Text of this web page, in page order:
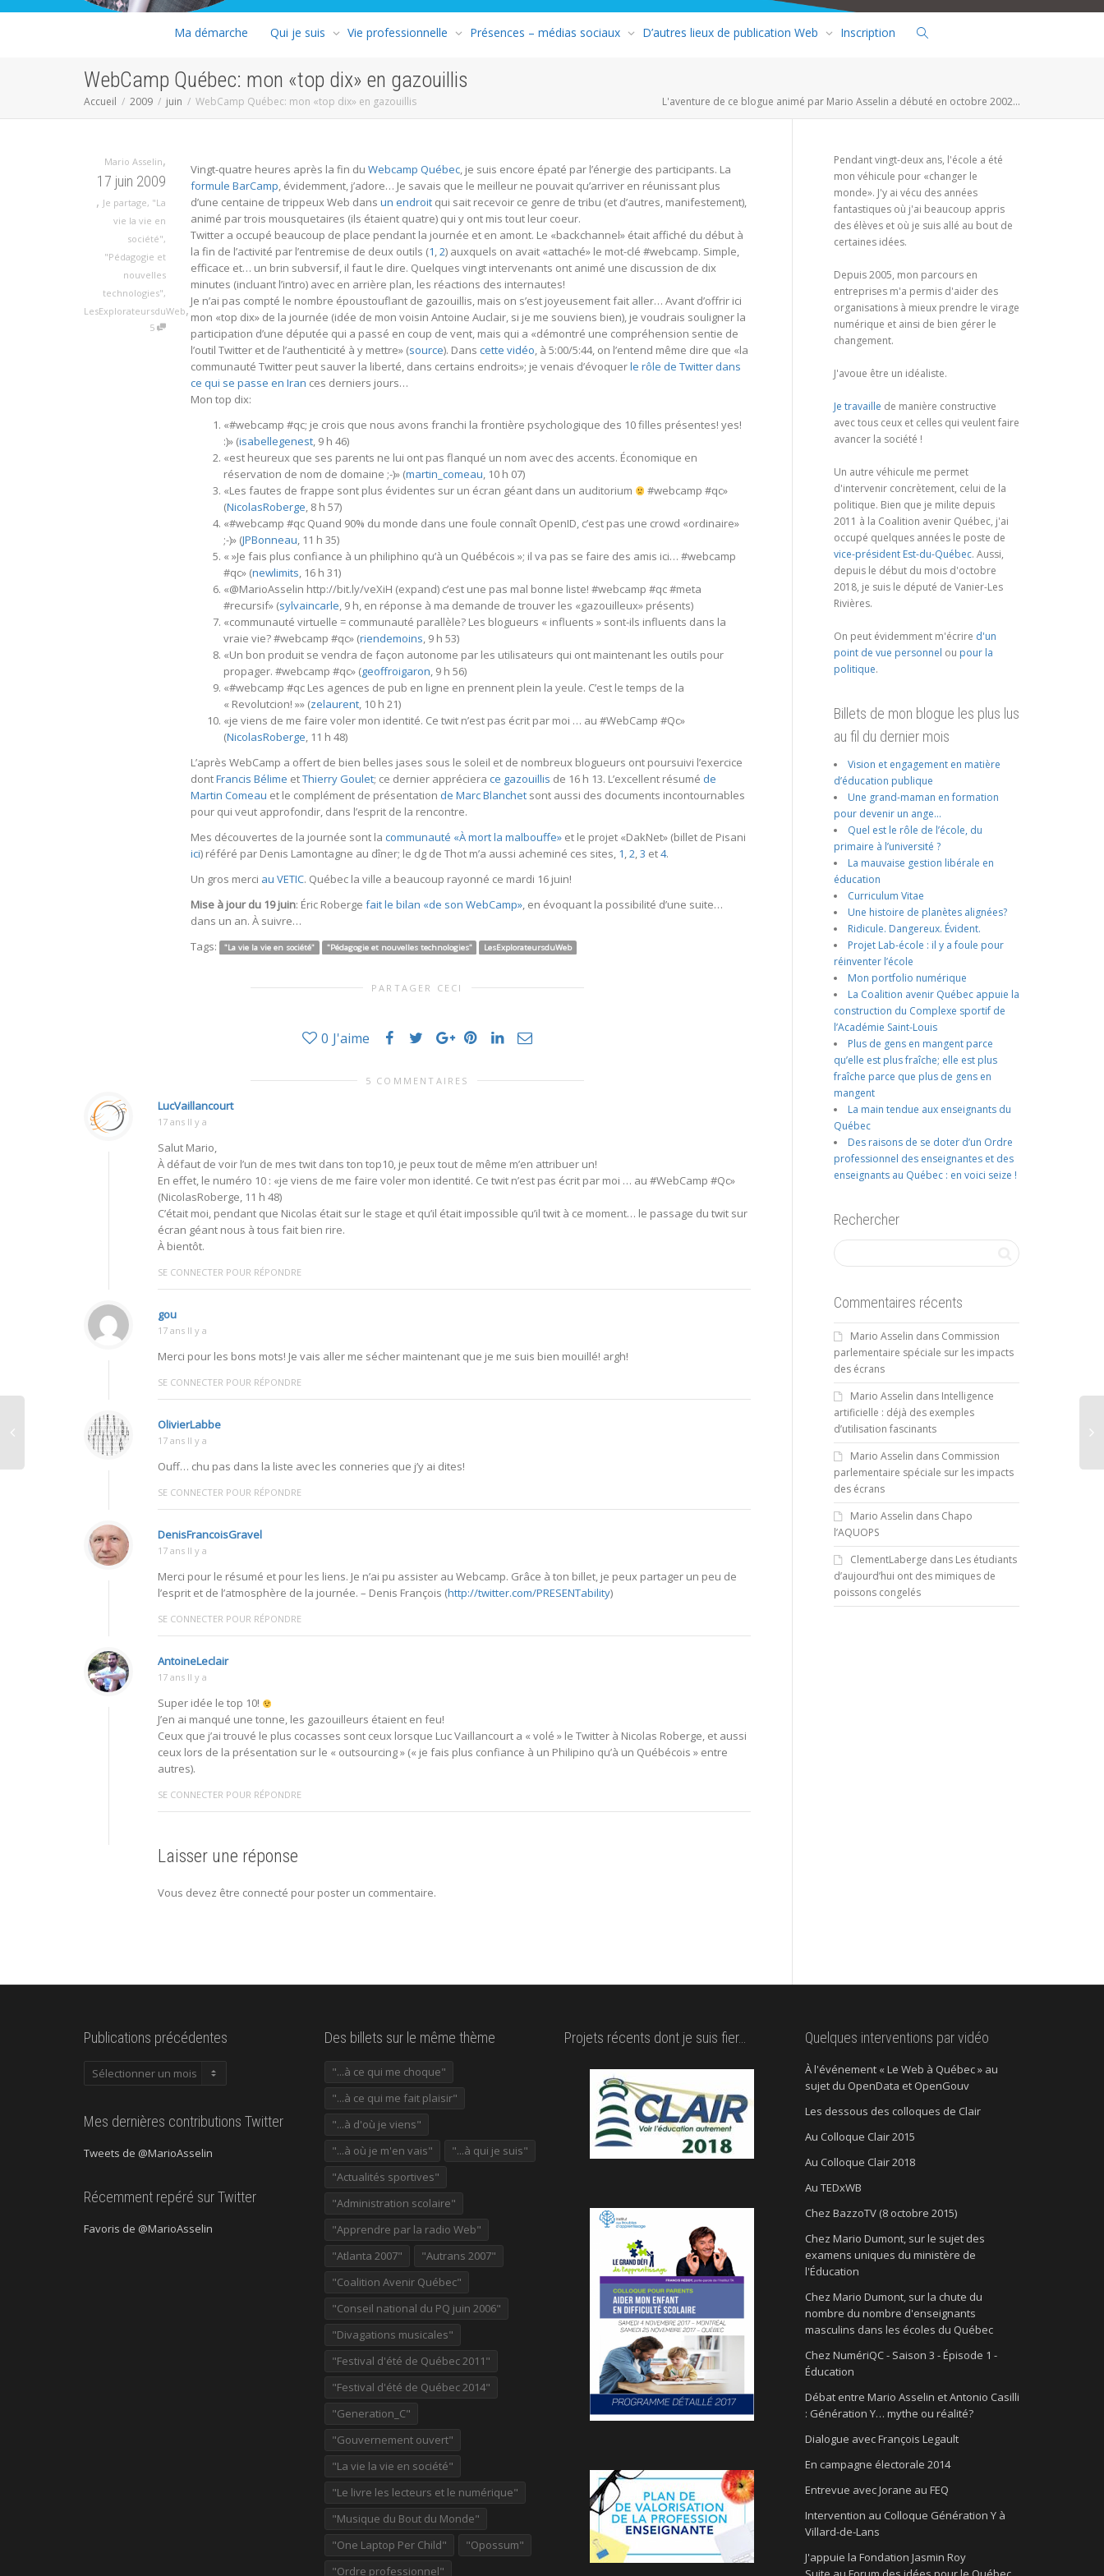
Ma démarche Qui je suis Vie professionnelle Présences – médias sociaux D’autres lieux de publication Web Inscription
WebCamp Québec: mon «top dix» en gazouillis
Accueil 2009 juin WebCamp Québec: mon «top dix» en gazouillis L'aventure de ce blogue animé par Mario Asselin a débuté en octobre 2002...
Mario Asselin,
17 juin 2009
, Je partage, "La
vie la vie en
société",
"Pédagogie et
nouvelles
technologies",
LesExplorateursduWeb,
5
Vingt-quatre heures après la fin du Webcamp Québec, je suis encore épaté par l’énergie des participants. La
formule BarCamp, évidemment, j’adore… Je savais que le meilleur ne pouvait qu’arriver en réunissant plus
d’une centaine de trippeux Web dans un endroit qui sait recevoir ce genre de tribu (et d’autres, manifestement),
animé par trois mousquetaires (ils étaient quatre) qui y ont mis tout leur coeur.
Twitter a occupé beaucoup de place pendant la journée et en amont. Le «backchannel» était affiché du début à
la fin de l’activité par l’entremise de deux outils (1,2) auxquels on avait «attaché» le mot-clé #webcamp. Simple,
efficace et… un brin subversif, il faut le dire. Quelques vingt intervenants ont animé une discussion de dix
minutes (incluant l’intro) avec en arrière plan, les réactions des internautes!
Je n’ai pas compté le nombre époustouflant de gazouillis, mais on s’est joyeusement fait aller… Avant d’offrir ici
mon «top dix» de la journée (idée de mon voisin Antoine Auclair, si je me souviens bien), je voudrais souligner la
participation d’une députée qui a passé en coup de vent, mais qui a «démontré une compréhension sentie de
l’outil Twitter et de l’authenticité à y mettre» (source). Dans cette vidéo, à 5:00/5:44, on l’entend même dire que «la
communauté Twitter peut sauver la liberté, dans certains endroits»; je venais d’évoquerle rôle de Twitter dans
ce qui se passe en Iran ces derniers jours…
Mon top dix:
«#webcamp #qc; je crois que nous avons franchi la frontière psychologique des 10 filles présentes! yes!
:)» (isabellegenest, 9 h 46)
«est heureux que ses parents ne lui ont pas flanqué un nom avec des accents. Économique en
réservation de nom de domaine ;-)» (martin_comeau, 10 h 07)
«Les fautes de frappe sont plus évidentes sur un écran géant dans un auditorium
#webcamp #qc»
(NicolasRoberge, 8 h 57)
«#webcamp #qc Quand 90% du monde dans une foule connaît OpenID, c’est pas une crowd «ordinaire»
;-)» (JPBonneau, 11 h 35)
« »Je fais plus confiance à un philiphino qu’à un Québécois »; il va pas se faire des amis ici… #webcamp
#qc» (newlimits, 16 h 31)
«@MarioAsselin http://bit.ly/veXiH (expand) c’est une pas mal bonne liste! #webcamp #qc #meta
#recursif» (sylvaincarle, 9 h, en réponse à ma demande de trouver les «gazouilleux» présents)
«communauté virtuelle = communauté parallèle? Les blogueurs « influents » sont-ils influents dans la
vraie vie? #webcamp #qc» (riendemoins, 9 h 53)
«Un bon produit se vendra de façon autonome par les utilisateurs qui ont maintenant les outils pour
propager. #webcamp #qc» (geoffroigaron, 9 h 56)
«#webcamp #qc Les agences de pub en ligne en prennent plein la yeule. C’est le temps de la
« Revolutcion! »» (zelaurent, 10 h 21)
«je viens de me faire voler mon identité. Ce twit n’est pas écrit par moi … au #WebCamp #Qc»
(NicolasRoberge, 11 h 48)
L’après WebCamp a offert de bien belles jases sous le soleil et de nombreux blogueurs ont poursuivi l’exercice
dontFrancis Bélime etThierry Goulet; ce dernier appréciera ce gazouillis de 16 h 13. L’excellent résumé de
Martin Comeau et le complément de présentation de Marc Blanchet sont aussi des documents incontournables
pour qui veut approfondir, dans l’esprit de la rencontre.
Mes découvertes de la journée sont la communauté «À mort la malbouffe» et le projet «DakNet» (billet de Pisani
ici) référé par Denis Lamontagne au dîner; le dg de Thot m’a aussi acheminé ces sites, 1,2,3 et4.
Un gros merci au VETIC. Québec la ville a beaucoup rayonné ce mardi 16 juin!
Mise à jour du 19 juin: Éric Roberge fait le bilan «de son WebCamp», en évoquant la possibilité d’une suite…
dans un an. À suivre…
Tags:
"La vie la vie en société" "Pédagogie et nouvelles technologies" LesExplorateursduWeb
PARTAGER CECI
0 J'aime
5 COMMENTAIRES
LucVaillancourt
17 ans Il y a
Salut Mario,
À défaut de voir l’un de mes twit dans ton top10, je peux tout de même m’en attribuer un!
En effet, le numéro 10 : «je viens de me faire voler mon identité. Ce twit n’est pas écrit par moi … au #WebCamp #Qc»
(NicolasRoberge, 11 h 48)
C’était moi, pendant que Nicolas était sur le stage et qu’il était impossible qu’il twit à ce moment… le passage du twit sur
écran géant nous à tous fait bien rire.
À bientôt.
SE CONNECTER POUR RÉPONDRE
gou
17 ans Il y a
Merci pour les bons mots! Je vais aller me sécher maintenant que je me suis bien mouillé! argh!
SE CONNECTER POUR RÉPONDRE
OlivierLabbe
17 ans Il y a
Ouff… chu pas dans la liste avec les conneries que j’y ai dites!
SE CONNECTER POUR RÉPONDRE
DenisFrancoisGravel
17 ans Il y a
Merci pour le résumé et pour les liens. Je n’ai pu assister au Webcamp. Grâce à ton billet, je peux partager un peu de
l’esprit et de l’atmosphère de la journée. – Denis François (http://twitter.com/PRESENTability)
SE CONNECTER POUR RÉPONDRE
AntoineLeclair
17 ans Il y a
Super idée le top 10!
J’en ai manqué une tonne, les gazouilleurs étaient en feu!
Ceux que j’ai trouvé le plus cocasses sont ceux lorsque Luc Vaillancourt a « volé » le Twitter à Nicolas Roberge, et aussi
ceux lors de la présentation sur le « outsourcing » (« je fais plus confiance à un Philipino qu’à un Québécois » entre
autres).
SE CONNECTER POUR RÉPONDRE
Laisser une réponse
Vous devez être connecté pour poster un commentaire.
Pendant vingt-deux ans, l'école a été
mon véhicule pour «changer le
monde». J'y ai vécu des années
fantastiques où j'ai beaucoup appris
des élèves et où je suis allé au bout de
certaines idées.
Depuis 2005, mon parcours en
entreprises m'a permis d'aider des
organisations à mieux prendre le virage
numérique et ainsi de bien gérer le
changement.
J'avoue être un idéaliste.
Je travaille de manière constructive
avec tous ceux et celles qui veulent faire
avancer la société !
Un autre véhicule me permet
d'intervenir concrètement, celui de la
politique. Bien que je milite depuis
2011 à la Coalition avenir Québec, j'ai
occupé quelques années le poste de
vice-président Est-du-Québec. Aussi,
depuis le début du mois d'octobre
2018, je suis le député de Vanier-Les
Rivières.
On peut évidemment m'écrire d'un
point de vue personnel ou pour la
politique.
Billets de mon blogue les plus lus
au fil du dernier mois
Vision et engagement en matière
d’éducation publique
Une grand-maman en formation
pour devenir un ange…
Quel est le rôle de l’école, du
primaire à l’université ?
La mauvaise gestion libérale en
éducation
Curriculum Vitae
Une histoire de planètes alignées?
Ridicule. Dangereux. Évident.
Projet Lab-école : il y a foule pour
réinventer l’école
Mon portfolio numérique
La Coalition avenir Québec appuie la
construction du Complexe sportif de
l’Académie Saint-Louis
Plus de gens en mangent parce
qu’elle est plus fraîche; elle est plus
fraîche parce que plus de gens en
mangent
La main tendue aux enseignants du
Québec
Des raisons de se doter d’un Ordre
professionnel des enseignantes et des
enseignants au Québec : en voici seize !
Rechercher
Commentaires récents
Mario Asselin dans Commission
parlementaire spéciale sur les impacts
des écrans
Mario Asselin dans Intelligence
artificielle : déjà des exemples
d’utilisation fascinants
Mario Asselin dans Commission
parlementaire spéciale sur les impacts
des écrans
Mario Asselin dans Chapo
l’AQUOPS
ClementLaberge dans Les étudiants
d’aujourd’hui ont des mimiques de
poissons congelés
Publications précédentes
Publications
Mes dernières contributions Twitter
Tweets de @MarioAsselin
Récemment repéré sur Twitter
Favoris de @MarioAsselin
Des billets sur le même thème
"...à ce qui me choque"
"...à ce qui me fait plaisir"
"...à d'où je viens"
"...à où je m'en vais"
"...à qui je suis"
"Actualités sportives"
"Administration scolaire"
"Apprendre par la radio Web"
"Atlanta 2007"
"Autrans 2007"
"Coalition Avenir Québec"
"Conseil national du PQ juin 2006"
"Divagations musicales"
"Festival d'été de Québec 2011"
"Festival d'été de Québec 2014"
"Generation_C"
"Gouvernement ouvert"
"La vie la vie en société"
"Le livre les lecteurs et le numérique"
"Musique du Bout du Monde"
"One Laptop Per Child"
"Opossum"
"Ordre professionnel"
Projets récents dont je suis fier… Quelques interventions par vidéo
À l'événement « Le Web à Québec » au
sujet du OpenData et OpenGouv
Les dessous des colloques de Clair
Au Colloque Clair 2015
Au Colloque Clair 2018
Au TEDxWB
Chez BazzoTV (8 octobre 2015)
Chez Mario Dumont, sur le sujet des
examens uniques du ministère de
l'Éducation
Chez Mario Dumont, sur la chute du
nombre du nombre d'enseignants
masculins dans les écoles du Québec
Chez NumériQC - Saison 3 - Épisode 1 -
Éducation
Débat entre Mario Asselin et Antonio Casilli
: Génération Y… mythe ou réalité?
Dialogue avec François Legault
En campagne électorale 2014
Entrevue avec Jorane au FEQ
Intervention au Colloque Génération Y à
Villard-de-Lans
J'appuie la Fondation Jasmin Roy